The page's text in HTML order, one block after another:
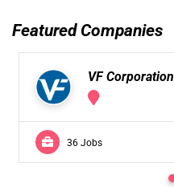
Featured Companies
VF Corporation
36 Jobs